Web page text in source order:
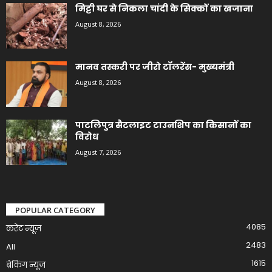
मिट्टी घर से निकला चांदी के सिक्कों का खजाना
August 8, 2026
मानव तस्करी पर जीरो टॉलरेंस- मुख्यमंत्री
August 8, 2026
पाटलिपुत्र सैटलाइट टाउनशिप का किसानों का
विरोध
August 7, 2026
POPULAR CATEGORY
करेंट न्यूज़
4085
All
2483
ब्रेकिंग न्यूज
1615